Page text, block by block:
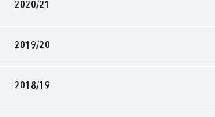
2020/21
2019/20
2018/19